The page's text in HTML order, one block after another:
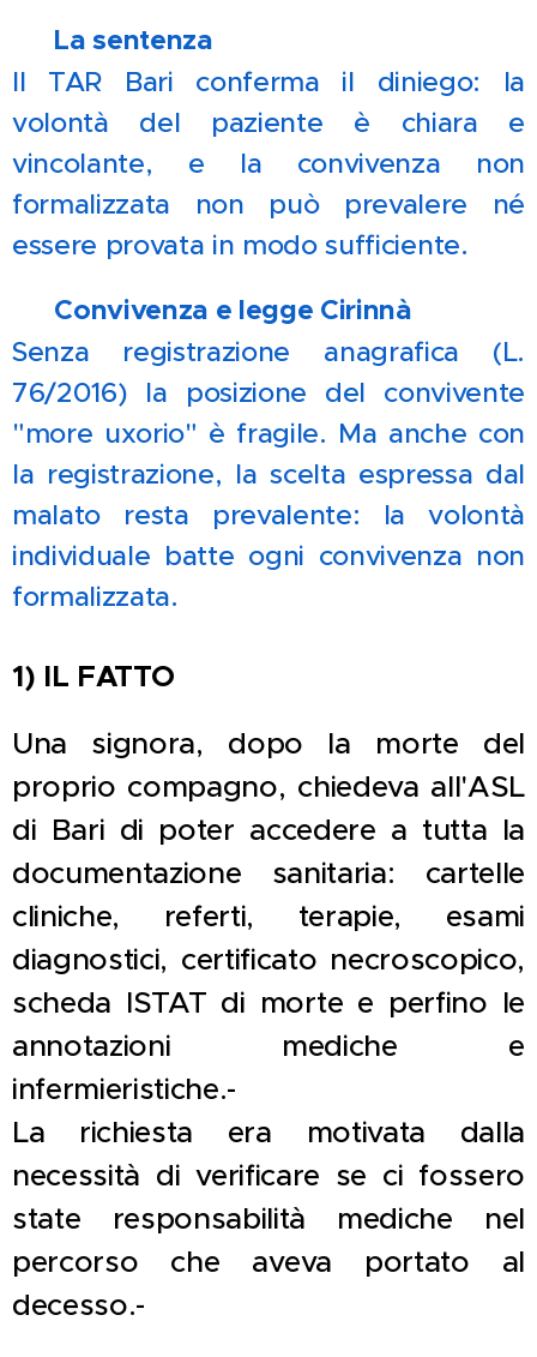
La sentenza
Il TAR Bari conferma il diniego: la
volontà del paziente è chiara e
vincolante, e la convivenza non
formalizzata non può prevalere né
essere provata in modo sufficiente.
Convivenza e legge Cirinnà
Senza registrazione anagrafica (L.
76/2016) la posizione del convivente
"more uxorio" è fragile. Ma anche con
la registrazione, la scelta espressa dal
malato resta prevalente: la volontà
individuale batte ogni convivenza non
formalizzata.
1) IL FATTO
Una signora, dopo la morte del
proprio compagno, chiedeva all'ASL
di Bari di poter accedere a tutta la
documentazione sanitaria: cartelle
cliniche, referti, terapie, esami
diagnostici, certificato necroscopico,
scheda ISTAT di morte e perfino le
annotazioni mediche e
infermieristiche.-
La richiesta era motivata dalla
necessità di verificare se ci fossero
state responsabilità mediche nel
percorso che aveva portato al
decesso.-